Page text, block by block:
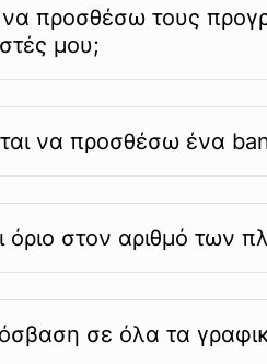
προσθέσω τους
μου;
να προσθέσω ένα
όριο στον αριθμό των
σε όλα τα